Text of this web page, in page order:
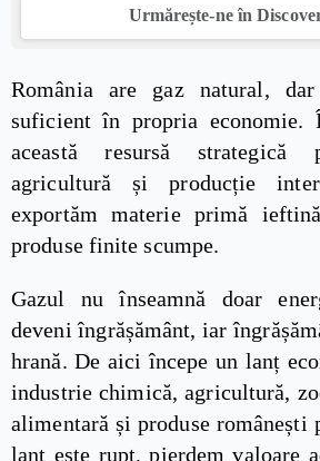
Urmărește-ne în
România are gaz natural,
suficient în propria
această resursă strategică
agricultură și producție
exportăm materie primă
produse finite scumpe.
Gazul nu înseamnă doar
deveni îngrășământ, iar
hrană. De aici începe un lanț
industrie chimică, agricultură,
alimentară și produse românești
lanț este rupt, pierdem valoare